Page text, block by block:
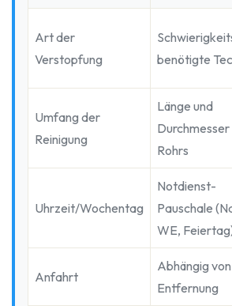
Art der
Verstopfung
benötigte
Umfang der
Reinigung
Länge und
Durchmesser
Rohrs
Uhrzeit/Wochentag
Notdienst-
Pauschale
WE,
Anfahrt
Abhängig
Entfernung